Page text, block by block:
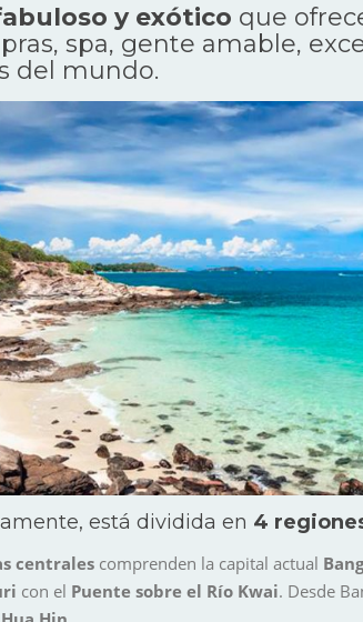
y exótico que
spa, gente amable,
del mundo.
está dividida en 4
centrales comprenden la capital actual
con el Puente sobre el Río Kwai. Desde